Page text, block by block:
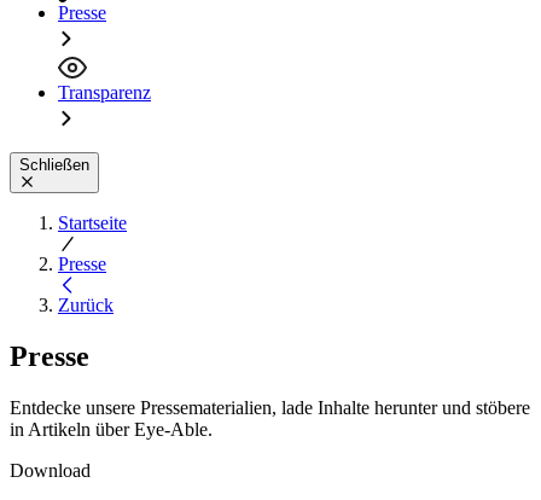
Presse
Transparenz
Schließen
Startseite
Presse
Zurück
Presse
Entdecke unsere Pressematerialien, lade Inhalte herunter und stöbere
in Artikeln über Eye-Able.
Download